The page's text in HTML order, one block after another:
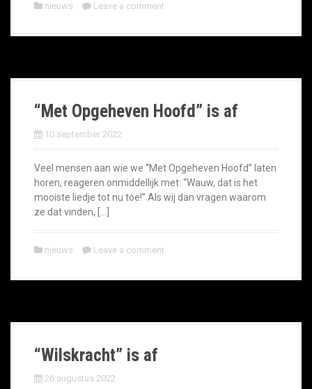
nieuws Leave a comment
“Met Opgeheven Hoofd” is af
10 september 2022
Veel mensen aan wie we “Met Opgeheven Hoofd” laten
horen, reageren onmiddellijk met: “Wauw, dat is het
mooiste liedje tot nu toe!” Als wij dan vragen waarom
ze dat vinden, […]
nieuws Leave a comment
“Wilskracht” is af
26 augustus 2022